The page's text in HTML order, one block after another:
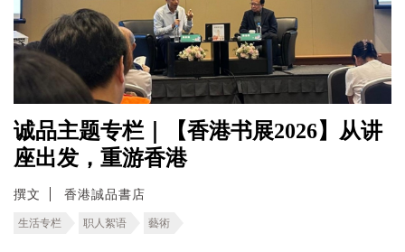
诚品主题专栏｜【香港书展2026】从讲
座出发，重游香港
撰文 香港誠品書店
生活专栏 职人絮语 藝術